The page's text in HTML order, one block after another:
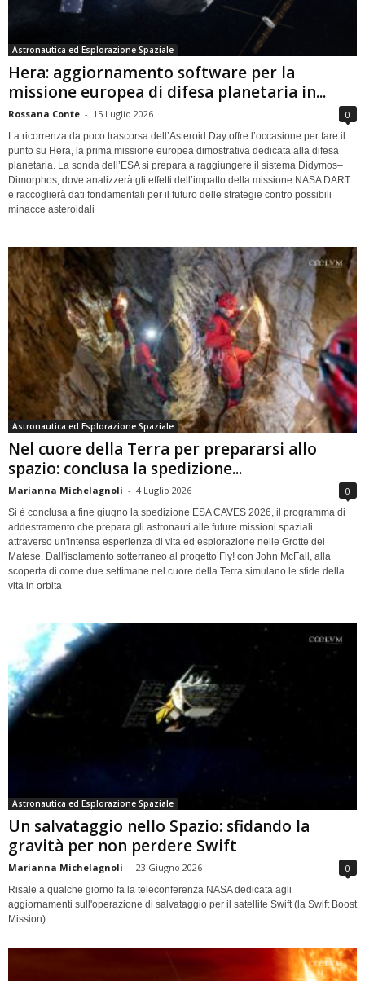
Astronautica ed Esplorazione Spaziale
Hera: aggiornamento software per la
missione europea di difesa planetaria in...
Rossana Conte - 15 Luglio 2026 0
La ricorrenza da poco trascorsa dell’Asteroid Day offre l’occasione per fare il
punto su Hera, la prima missione europea dimostrativa dedicata alla difesa
planetaria. La sonda dell’ESA si prepara a raggiungere il sistema Didymos–
Dimorphos, dove analizzerà gli effetti dell’impatto della missione NASA DART
e raccoglierà dati fondamentali per il futuro delle strategie contro possibili
minacce asteroidali
Astronautica ed Esplorazione Spaziale
Nel cuore della Terra per prepararsi allo
spazio: conclusa la spedizione...
Marianna Michelagnoli - 4 Luglio 2026 0
Si è conclusa a fine giugno la spedizione ESA CAVES 2026, il programma di
addestramento che prepara gli astronauti alle future missioni spaziali
attraverso un'intensa esperienza di vita ed esplorazione nelle Grotte del
Matese. Dall'isolamento sotterraneo al progetto Fly! con John McFall, alla
scoperta di come due settimane nel cuore della Terra simulano le sfide della
vita in orbita
Astronautica ed Esplorazione Spaziale
Un salvataggio nello Spazio: sfidando la
gravità per non perdere Swift
Marianna Michelagnoli - 23 Giugno 2026 0
Risale a qualche giorno fa la teleconferenza NASA dedicata agli
aggiornamenti sull'operazione di salvataggio per il satellite Swift (la Swift Boost
Mission)